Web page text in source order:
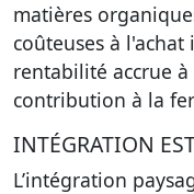
matières
coûteuses à
rentabilité accrue
contribution à la
INTÉGRATION
L’intégration